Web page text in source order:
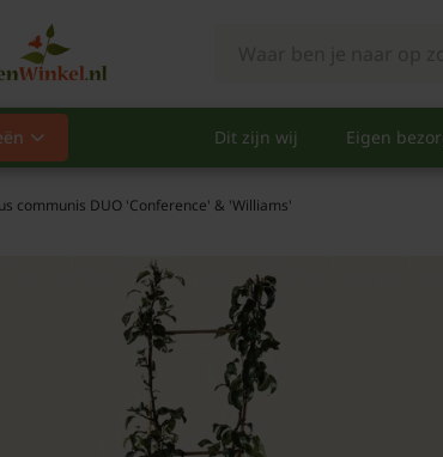
Dit zijn wij Eigen
communis DUO 'Conference' & 'Williams'